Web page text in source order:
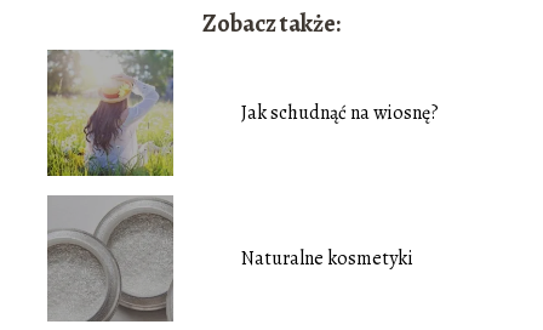
Zobacz także:
Jak schudnąć na wiosnę?
Naturalne kosmetyki